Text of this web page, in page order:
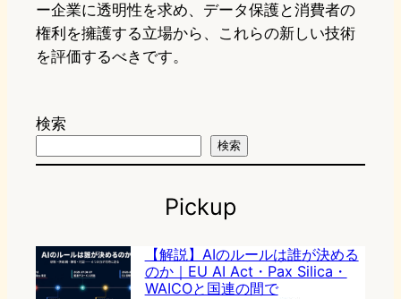
ー企業に透明性を求め、データ保護と消費者の
権利を擁護する立場から、これらの新しい技術
を評価するべきです。
検索
検索
Pickup
【解説】AIのルールは誰が決める
のか｜EU AI Act・Pax Silica・
WAICOと国連の間で